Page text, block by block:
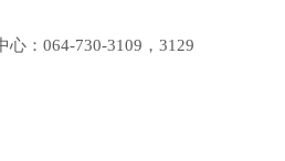
心：064-730-3109，3129